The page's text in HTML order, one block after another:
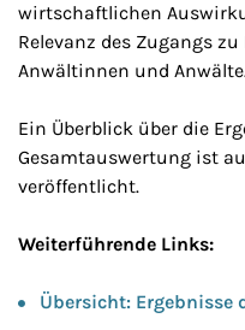
wirtschaftlichen
Relevanz des Zugangs
Anwältinnen und
Ein Überblick über die
Gesamtauswertung ist
veröffentlicht.
Weiterführende Links:
Übersicht: Ergebnisse